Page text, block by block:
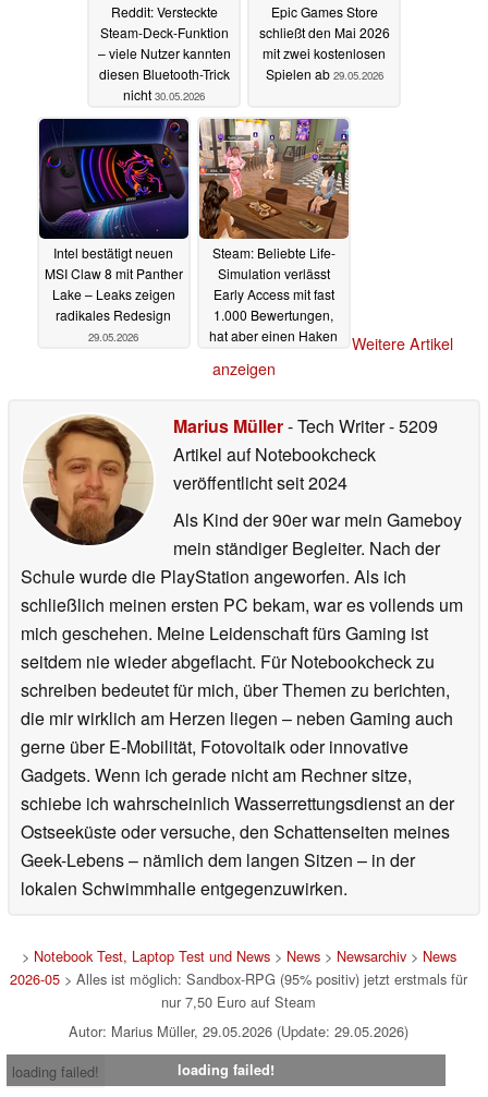
Reddit: Versteckte
Steam-Deck-Funktion
– viele Nutzer kannten
diesen Bluetooth-Trick
nicht 30.05.2026
Epic Games Store
schließt den Mai 2026
mit zwei kostenlosen
Spielen ab 29.05.2026
Intel bestätigt neuen
MSI Claw 8 mit Panther
Lake – Leaks zeigen
radikales Redesign
29.05.2026
Steam: Beliebte Life-
Simulation verlässt
Early Access mit fast
1.000 Bewertungen,
hat aber einen Haken
Weitere Artikel
anzeigen
Marius Müller- Tech Writer- 5209
Artikel auf Notebookcheck
veröffentlichtseit 2024
Als Kind der 90er war mein Gameboy
mein ständiger Begleiter. Nach der
Schule wurde die PlayStation angeworfen. Als ich
schließlich meinen ersten PC bekam, war es vollends um
mich geschehen. Meine Leidenschaft fürs Gaming ist
seitdem nie wieder abgeflacht. Für Notebookcheck zu
schreiben bedeutet für mich, über Themen zu berichten,
die mir wirklich am Herzen liegen – neben Gaming auch
gerne über E-Mobilität, Fotovoltaik oder innovative
Gadgets. Wenn ich gerade nicht am Rechner sitze,
schiebe ich wahrscheinlich Wasserrettungsdienst an der
Ostseeküste oder versuche, den Schattenseiten meines
Geek-Lebens – nämlich dem langen Sitzen – in der
lokalen Schwimmhalle entgegenzuwirken.
> Notebook Test, Laptop Test und News> News> Newsarchiv> News
2026-05 > Alles ist möglich: Sandbox-RPG (95% positiv) jetzt erstmals für
nur 7,50 Euro auf Steam
Autor: Marius Müller, 29.05.2026 (Update: 29.05.2026)
loading failed!
loading failed!